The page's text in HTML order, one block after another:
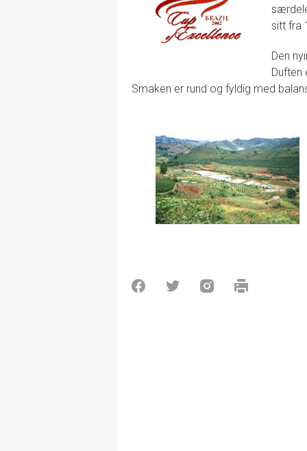
sitt fra
Den
Duften
Smaken er rund og fyldig med